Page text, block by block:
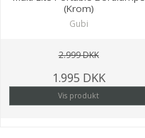
(Krom)
Gubi
2.999 DKK
1.995 DKK
Vis produkt